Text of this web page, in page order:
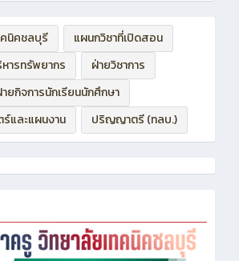
คนิคชลบุรี
แผนกวิชาที่เปิดสอน
ารทรัพยากร
ฝ่ายวิชาการ
ยกิจการนักเรียนนักศึกษา
และแผนงาน
ปริญญาตรี (ทลบ.)